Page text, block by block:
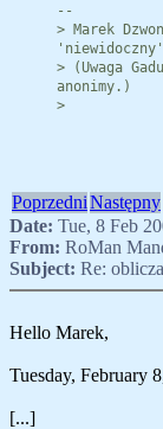
--
> Marek
'niewidoczny'
> (Uwaga
anonimy.)
>
PoprzedniNastępny
Date: Tue, 8 Feb
From: RoMan
Subject: Re:
Hello Marek,
Tuesday, February
[...]